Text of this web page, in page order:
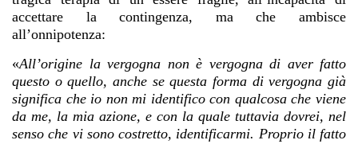
accettare la contingenza, ma che ambisce
all’onnipotenza:
«All’origine la vergogna non è vergogna di aver fatto
questo o quello, anche se questa forma di vergogna già
significa che io non mi identifico con qualcosa che viene
da me, la mia azione, e con la quale tuttavia dovrei, nel
senso che vi sono costretto, identificarmi. Proprio il fatto